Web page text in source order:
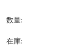
数量:
在庫: